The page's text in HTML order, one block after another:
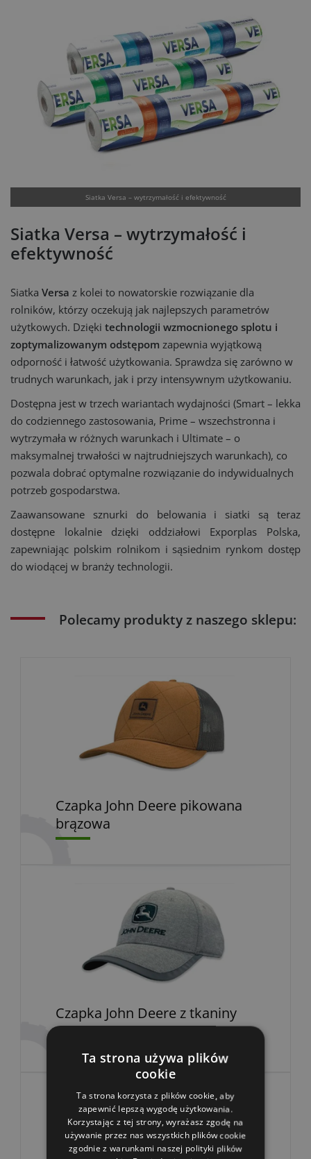
Siatka Versa – wytrzymałość i efektywność
Siatka Versa – wytrzymałość i
efektywność
Siatka Versa z kolei to nowatorskie rozwiązanie dla
rolników, którzy oczekują jak najlepszych parametrów
użytkowych. Dzięki technologii wzmocnionego splotu i
zoptymalizowanym odstępom zapewnia wyjątkową
odporność i łatwość użytkowania. Sprawdza się zarówno w
trudnych warunkach, jak i przy intensywnym użytkowaniu.
Dostępna jest w trzech wariantach wydajności (Smart – lekka
do codziennego zastosowania, Prime – wszechstronna i
wytrzymała w różnych warunkach i Ultimate – o
maksymalnej trwałości w najtrudniejszych warunkach), co
pozwala dobrać optymalne rozwiązanie do indywidualnych
potrzeb gospodarstwa.
Zaawansowane sznurki do belowania i siatki są teraz
dostępne lokalnie dzięki oddziałowi Exporplas Polska,
zapewniając polskim rolnikom i sąsiednim rynkom dostęp
do wiodącej w branży technologii.
Polecamy produkty z naszego sklepu:
Czapka John Deere pikowana
brązowa
Czapka John Deere z tkaniny
odblaskowa
Ta strona używa plików
cookie
Ta strona korzysta z plików cookie, aby
zapewnić lepszą wygodę użytkowania.
Korzystając z tej strony, wyrażasz zgodę na
używanie przez nas wszystkich plików cookie
zgodnie z warunkami naszej polityki plików